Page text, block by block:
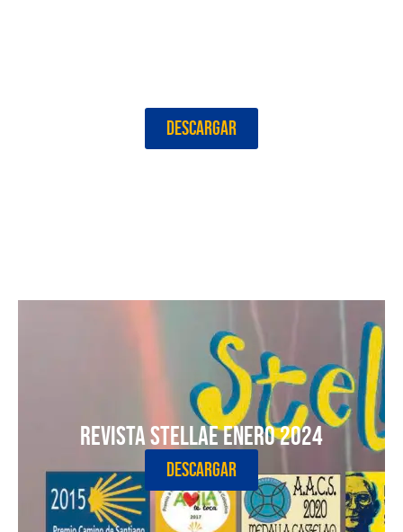
DESCARGAR
Revista Stellae Enero 2024
DESCARGAR